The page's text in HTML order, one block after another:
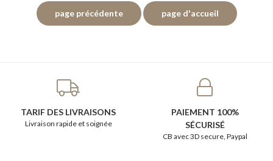
TARIF DES LIVRAISONS
Livraison rapide et soignée
PAIEMENT 100%
SÉCURISÉ
CB avec 3D secure, Paypal